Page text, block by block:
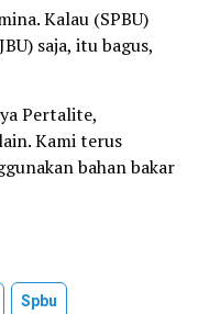
Kalau (SPBU)
saja, itu bagus,
Pertalite,
Kami terus
bahan bakar
Spbu